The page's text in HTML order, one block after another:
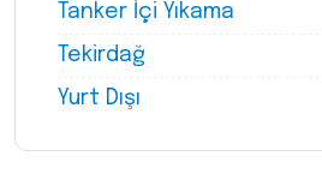
Tanker İçi Yıkama
Tekirdağ
Yurt Dışı